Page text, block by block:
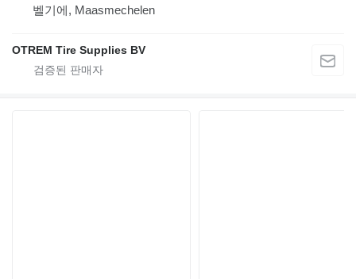
벨기에, Maasmechelen
OTREM Tire Supplies BV